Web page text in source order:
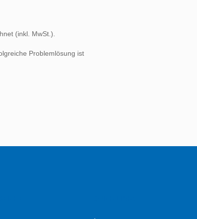
(inkl. MwSt.).
Problemlösung ist